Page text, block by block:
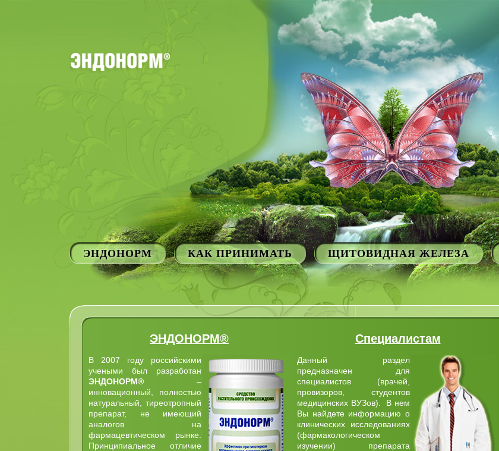
ЭНДОНОРМ КАК ПРИНИМАТЬ ЩИТОВИДНАЯ ЖЕЛЕЗА
ЭНДОНОРМ®
В 2007 году российскими
учеными был разработан
ЭНДОНОРМ® –
инновационный, полностью
натуральный, тиреотропный
препарат, не имеющий
аналогов на
фармацевтическом рынке.
Принципиальное отличие
Специалистам
Данный раздел
предназначен для
специалистов (врачей,
провизоров, студентов
медицинских ВУЗов). В нем
Вы найдете информацию о
клинических исследованиях
(фармакологическом
изучении) препарата